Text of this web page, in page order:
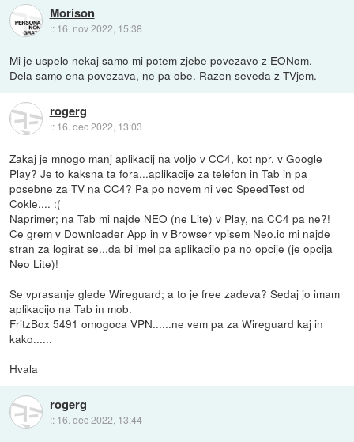
Morison
:: 16. nov 2022, 15:38
Mi je uspelo nekaj samo mi potem zjebe povezavo z EONom.
Dela samo ena povezava, ne pa obe. Razen seveda z TVjem.
rogerg
:: 16. dec 2022, 13:03
Zakaj je mnogo manj aplikacij na voljo v CC4, kot npr. v Google
Play? Je to kaksna ta fora...aplikacije za telefon in Tab in pa
posebne za TV na CC4? Pa po novem ni vec SpeedTest od
Cokle.... :(
Naprimer; na Tab mi najde NEO (ne Lite) v Play, na CC4 pa ne?!
Ce grem v Downloader App in v Browser vpisem Neo.io mi najde
stran za logirat se...da bi imel pa aplikacijo pa no opcije (je opcija
Neo Lite)!
Se vprasanje glede Wireguard; a to je free zadeva? Sedaj jo imam
aplikacijo na Tab in mob.
FritzBox 5491 omogoca VPN......ne vem pa za Wireguard kaj in
kako......
Hvala
rogerg
:: 16. dec 2022, 13:44